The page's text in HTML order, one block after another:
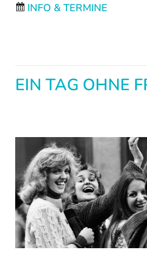
INFO & TERMINE
EIN TAG OHNE